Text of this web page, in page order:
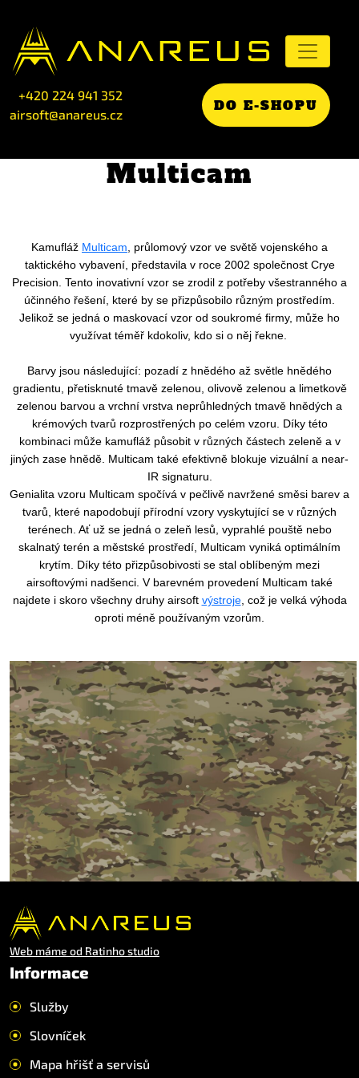
+420 224 941 352
airsoft@anareus.cz
DO E-SHOPU
Multicam
Kamufláž Multicam , průlomový vzor ve světě vojenského a
taktického vybavení, představila v roce 2002 společnost Crye
Precision. Tento inovativní vzor se zrodil z potřeby všestranného a
účinného řešení, které by se přizpůsobilo různým prostředím.
Jelikož se jedná o maskovací vzor od soukromé firmy, může ho
využívat téměř kdokoliv, kdo si o něj řekne.
Barvy jsou následující: pozadí z hnědého až světle hnědého
gradientu, přetisknuté tmavě zelenou, olivově zelenou a limetkově
zelenou barvou a vrchní vrstva neprůhledných tmavě hnědých a
krémových tvarů rozprostřených po celém vzoru. Díky této
kombinaci může kamufláž působit v různých částech zeleně a v
jiných zase hnědě. Multicam také efektivně blokuje vizuální a near-
IR signaturu.
Genialita vzoru Multicam spočívá v pečlivě navržené směsi barev a
tvarů, které napodobují přírodní vzory vyskytující se v různých
terénech. Ať už se jedná o zeleň lesů, vyprahlé pouště nebo
skalnatý terén a městské prostředí, Multicam vyniká optimálním
krytím. Díky této přizpůsobivosti se stal oblíbeným mezi
airsoftovými nadšenci. V barevném provedení Multicam také
najdete i skoro všechny druhy airsoft výstroje, což je velká výhoda
oproti méně používaným vzorům.
Web máme od Ratinho studio
Informace
Služby
Slovníček
Mapa hřišť a servisů